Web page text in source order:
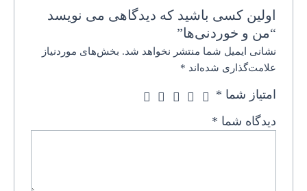
اولین کسی باشید که دیدگاهی می نویسد
“من و خوردنی‌ها”
نشانی ایمیل شما منتشر نخواهد شد. بخش‌های موردنیاز
علامت‌گذاری شده‌اند *
امتیاز شما *
دیدگاه شما *